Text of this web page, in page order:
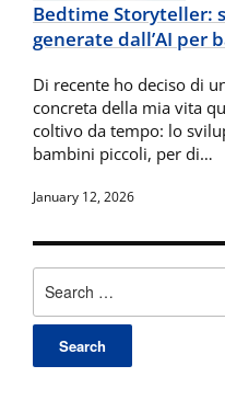
for:
Bedtime Storyteller:
generate dall’AI per
Di recente ho deciso di
concreta della mia vita
coltivo da tempo: lo
bambini piccoli, per di…
January 12, 2026